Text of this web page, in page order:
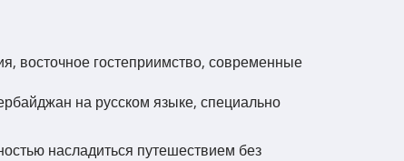
восточное гостеприимство, современные
на русском языке, специально
насладиться путешествием без